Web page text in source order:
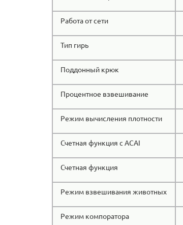
Работа от сети
Тип гирь
Поддонный крюк
Процентное взвешивание
Режим вычисления плотности
Счетная функция с ACAI
Счетная функция
Режим взвешивания животных
Режим компоратора